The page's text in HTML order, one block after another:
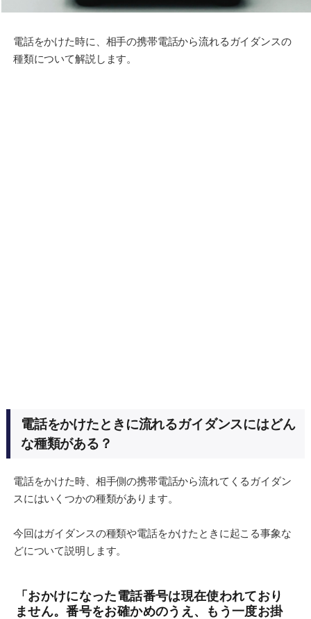
電話をかけた時に、相手の携帯電話から流れるガイダンスの
種類について解説します。
電話をかけたときに流れるガイダンスにはどん
な種類がある？
電話をかけた時、相手側の携帯電話から流れてくるガイダン
スにはいくつかの種類があります。
今回はガイダンスの種類や電話をかけたときに起こる事象な
どについて説明します。
「おかけになった電話番号は現在使われており
ません。番号をお確かめのうえ、もう一度お掛